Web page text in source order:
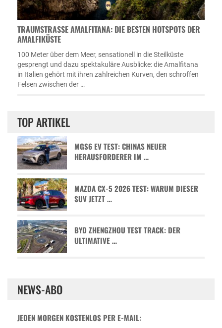
TRAUMSTRASSE AMALFITANA: DIE BESTEN HOTSPOTS DER A
MALFIKÜSTE
100 Meter über dem Meer, sensationell in die Steilküste
gesprengt und dazu spektakuläre Ausblicke: die Amalfitana
in Italien gehört mit ihren zahlreichen Kurven, den schroffen
Felsen zwischen der …
TOP ARTIKEL
MGS6 EV TEST: CHINAS NEUER
HERAUSFORDERER IM …
MAZDA CX-5 2026 TEST: WARUM DIESER
SUV JETZT …
BYD ZHENGZHOU TEST TRACK: DER
ULTIMATIVE …
NEWS-ABO
JEDEN MORGEN KOSTENLOS PER E-MAIL: